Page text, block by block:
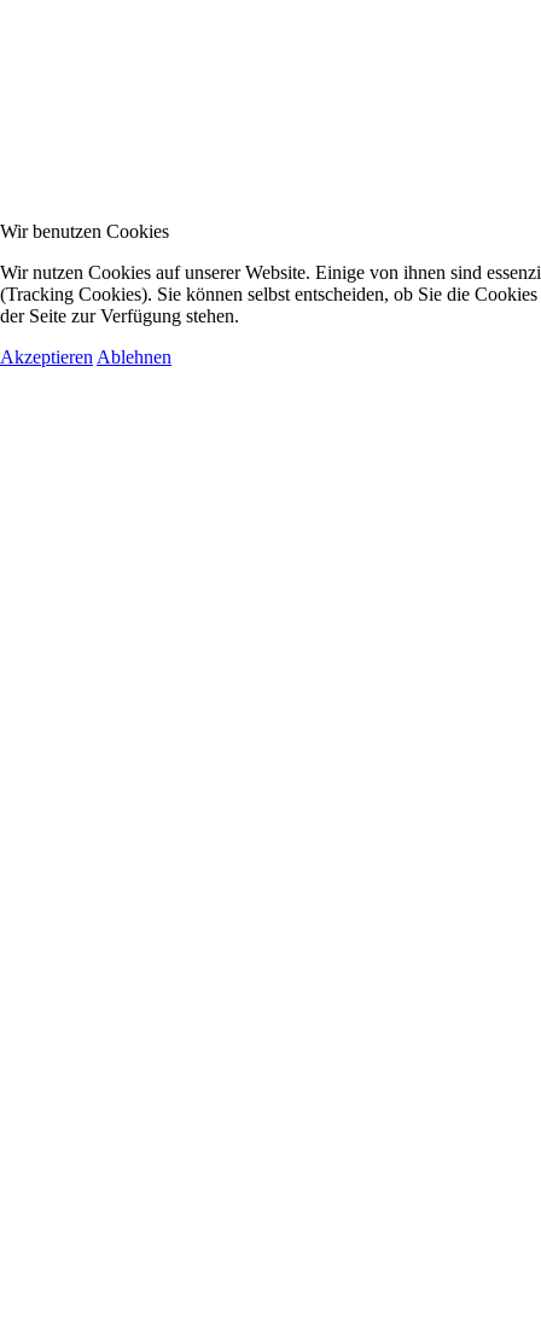
Wir benutzen Cookies
Wir nutzen Cookies auf unserer Website. Einige von ihnen sind
(Tracking Cookies). Sie können selbst entscheiden, ob Sie die
der Seite zur Verfügung stehen.
Akzeptieren Ablehnen